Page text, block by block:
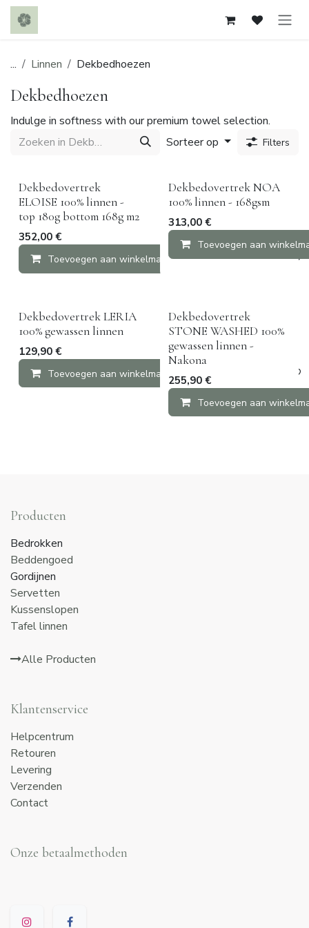
Overslaan naar inhoud
... Linnen Dekbedhoezen
Dekbedhoezen
Indulge in softness with our premium towel selection.
Sorteer op
Filters
Dekbedovertrek
ELOISE 100% linnen -
top 180g bottom 168g m2
352,00 €
Toevoegen aan winkelmandje Vergelijken
Dekbedovertrek NOA
100% linnen - 168gsm
313,00€
Toevoegen aan
Dekbedovertrek LERIA
100% gewassen linnen
129,90 €
Toevoegen aan winkelmandje
Dekbedovertrek
STONE WASHED 100%
gewassen linnen -
Nakona
255,90€
Toevoegen aan
Producten
Bedrokken
Beddengoed
Gordijnen
Servetten
Kussenslopen
Tafel linnen
Alle Producten
Klantenservice
Helpcentrum
Retouren
Levering
Verzenden
Contact
Onze betaalmethoden